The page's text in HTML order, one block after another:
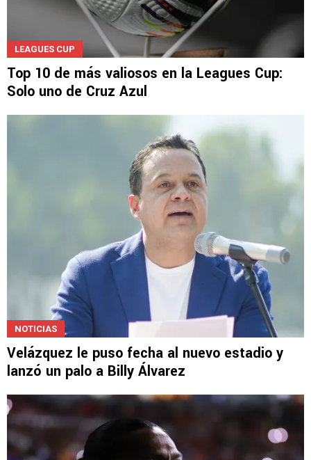
LEAGUES CUP
Top 10 de más valiosos en la Leagues Cup:
Solo uno de Cruz Azul
NOTICIAS
Velázquez le puso fecha al nuevo estadio y
lanzó un palo a Billy Álvarez